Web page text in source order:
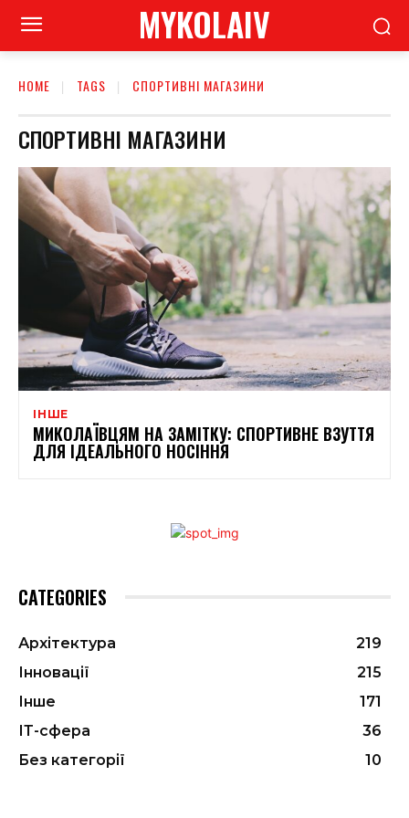
MYKOLAIV
HOME TAGS СПОРТИВНІ МАГАЗИНИ
СПОРТИВНІ МАГАЗИНИ
ІНШЕ
МИКОЛАЇВЦЯМ НА ЗАМІТКУ: СПОРТИВНЕ ВЗУТТЯ
ДЛЯ ІДЕАЛЬНОГО НОСІННЯ
CATEGORIES
Архітектура
219
Інновації
215
Інше
171
ІТ-сфера
36
Без категорії
10